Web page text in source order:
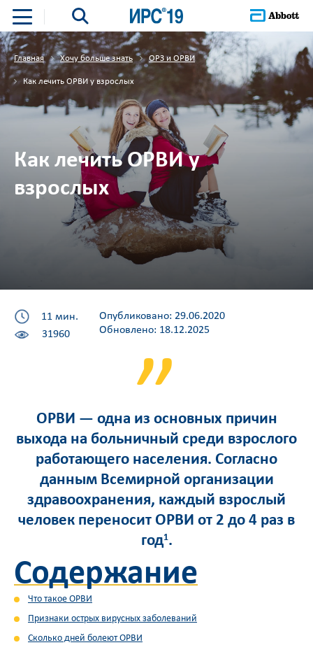
Главная Хочу больше знать ОРЗ и ОРВИ
Как лечить ОРВИ у взрослых
Как лечить ОРВИ у
взрослых
11 мин.
31960
Опубликовано: 29.06.2020
Обновлено: 18.12.2025
ОРВИ — одна из основных причин
выхода на больничный среди взрослого
работающего населения. Согласно
данным Всемирной организации
здравоохранения, каждый взрослый
человек переносит ОРВИ от 2 до 4 раз в
год1.
Содержание
Что такое ОРВИ
Признаки острых вирусных заболеваний
Сколько дней болеют ОРВИ